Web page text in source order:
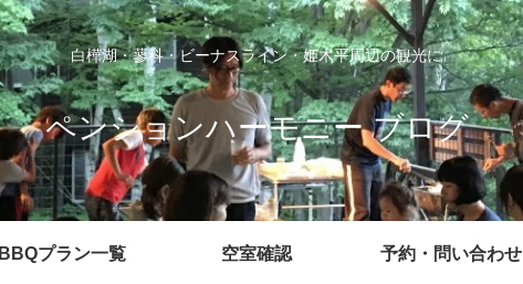
白樺湖・蓼科・ビーナスライン・姫木平周辺の観光に
ペンションハーモニー ブログ
BBQプラン一覧 空室確認 予約・問い合わせ